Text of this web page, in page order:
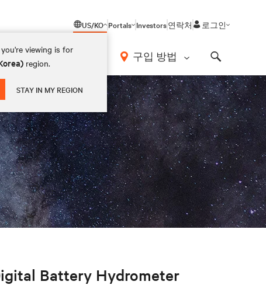
US/KO
viewing is for
region.
STAY IN MY REGION
Portals Investors연락처 로그인
구입 방법
Battery Hydrometer